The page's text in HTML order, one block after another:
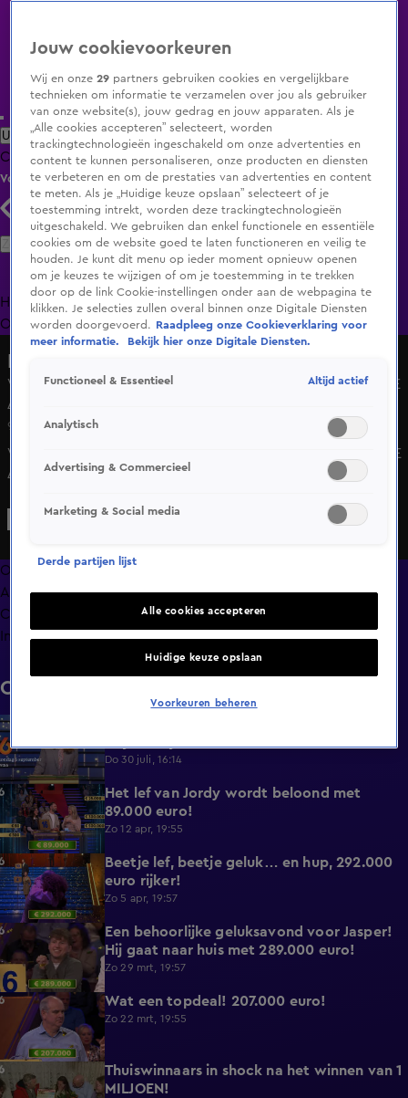
Uitzending Gemist Populaire programma's Zenders Genres
ClipsFilmsRadioSmart TV inlogShop
Volg KIJK
Zoeken
HomeUitzending Gemist Programma's De Bondgenoten
OranjezomerLivestreamsShop
Vincent uit Bemmel gaat naar huis met een WAANZINNIGE
475.000 euro!
9 mrt 2025, 19:56
Vincent uit Bemmel gaat naar huis met een WAANZINNIGE
475.000 euro!
Overzicht
Afleveringen
Clips
Info
Clips
0:27
Do 30 juli, 16:14
1:12
Het lef van Jordy wordt beloond met
89.000 euro!
Zo 12 apr, 19:55
1:04
Beetje lef, beetje geluk… en hup, 292.000
euro rijker!
Zo 5 apr, 19:57
1:04
Een behoorlijke geluksavond voor Jasper!
Hij gaat naar huis met 289.000 euro!
Zo 29 mrt, 19:57
0:38 Wat een topdeal! 207.000 euro!
Zo 22 mrt, 19:55
7:39
Thuiswinnaars in shock na het winnen van 1
MILJOEN!
Jouw cookievoorkeuren
Wij en onze29 partners gebruiken cookies en vergelijkbare
technieken om informatie te verzamelen over jou als gebruiker
van onze website(s), jouw gedrag en jouw apparaten. Als je
„Alle cookies accepteren” selecteert, worden
trackingtechnologieën ingeschakeld om onze advertenties en
content te kunnen personaliseren, onze producten en diensten
te verbeteren en om de prestaties van advertenties en content
te meten. Als je „Huidige keuze opslaan” selecteert of je
toestemming intrekt, worden deze trackingtechnologieën
uitgeschakeld. We gebruiken dan enkel functionele en essentiële
cookies om de website goed te laten functioneren en veilig te
houden. Je kunt dit menu op ieder moment opnieuw openen
om je keuzes te wijzigen of om je toestemming in te trekken
door op de link Cookie-instellingen onder aan de webpagina te
klikken. Je selecties zullen overal binnen onze Digitale Diensten
worden doorgevoerd.
Raadpleeg onze Cookieverklaring voor
meer informatie.
Bekijk hier onze Digitale Diensten.
Functioneel & Essentieel Altijd actief
Analytisch
Advertising & Commercieel
Marketing & Social media
Derde partijen lijst
Alle cookies accepteren
Huidige keuze opslaan
Voorkeuren beheren